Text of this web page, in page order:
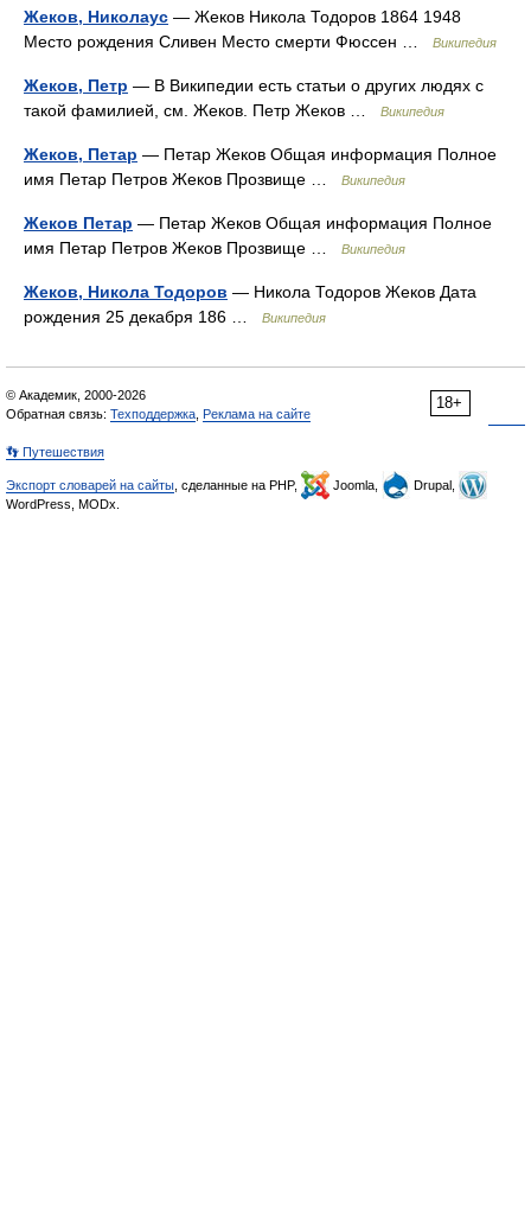
Жеков, Николаус — Жеков Никола Тодоров 1864 1948
Место рождения Сливен Место смерти Фюссен …
Википедия
Жеков, Петр — В Википедии есть статьи о других людях с
такой фамилией, см. Жеков. Петр Жеков …
Википедия
Жеков, Петар — Петар Жеков Общая информация Полное
имя Петар Петров Жеков Прозвище …
Википедия
Жеков Петар — Петар Жеков Общая информация Полное
имя Петар Петров Жеков Прозвище …
Википедия
Жеков, Никола Тодоров — Никола Тодоров Жеков Дата
рождения 25 декабря 186 …
Википедия
18+
© Академик, 2000-2026
Обратная связь: Техподдержка Реклама на сайте
👣 Путешествия
Экспорт словарей на сайты , сделанные на PHP, Joomla,
Drupal,
WordPress, MODx.